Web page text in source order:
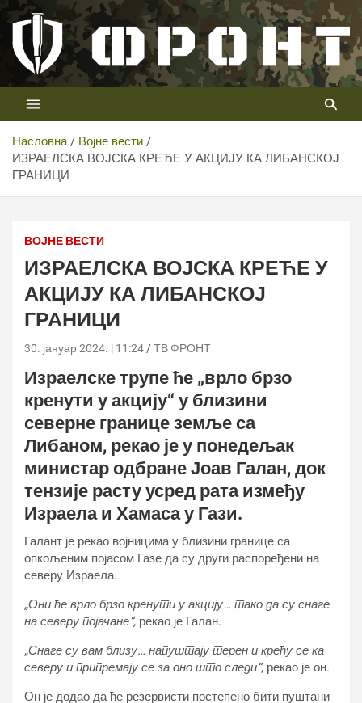
Скип
цонтент
Телевизија ФРОНТ
Први војни канал у Србији
Насловна
Војне вести
ИЗРАЕЛСКА ВОЈСКА КРЕЋЕ У АКЦИЈУ КА ЛИБАНСКОЈ
ГРАНИЦИ
ВОЈНЕ ВЕСТИ
ИЗРАЕЛСКА ВОЈСКА КРЕЋЕ У
АКЦИЈУ КА ЛИБАНСКОЈ
ГРАНИЦИ
30. јануар 2024. | 11:24 ТВ ФРОНТ
Израелске трупе ће „врло брзо
кренути у акцију“ у близини
северне границе земље са
Либаном, рекао је у понедељак
министар одбране Јоав Галан, док
тензије расту усред рата између
Израела и Хамаса у Гази.
Галант је рекао војницима у близини границе са
опкољеним појасом Газе да су други распоређени на
северу Израела.
„Они ће врло брзо кренути у акцију… тако да су снаге
на северу појачане“, рекао је Галан.
„Снаге су вам близу… напуштају терен и крећу се ка
северу и припремају се за оно што следи“, рекао је он.
Он је додао да ће резервисти постепено бити пуштани